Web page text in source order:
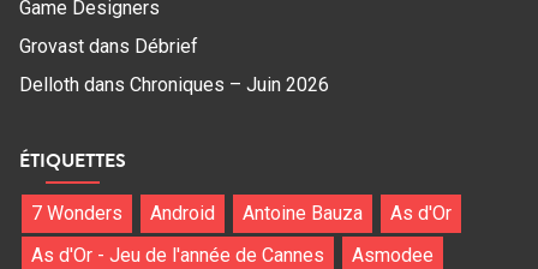
Game Designers
Grovast dans Débrief
Delloth dans Chroniques – Juin 2026
ÉTIQUETTES
7 Wonders Android Antoine Bauza
As d'Or
As d'Or - Jeu de l'année de Cannes
Asmodee